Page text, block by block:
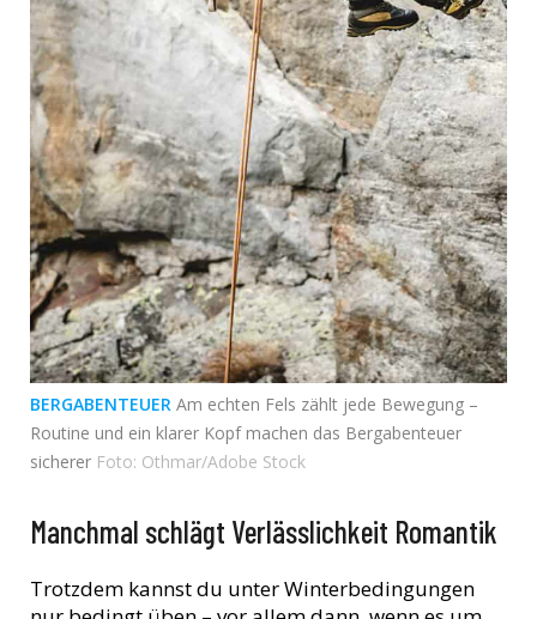
BERGABENTEUER Am echten Fels zählt jede Bewegung –
Routine und ein klarer Kopf machen das Bergabenteuer
sicherer Foto: Othmar/Adobe Stock
Manchmal schlägt Verlässlichkeit Romantik
Trotzdem kannst du unter Winterbedingungen